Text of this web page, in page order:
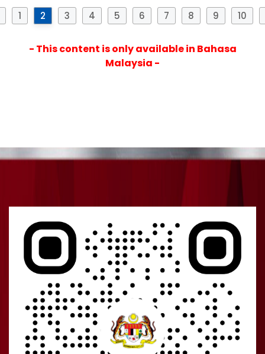
1 2 3 4 5 6 7 8 9 10
- This content is only available in Bahasa
Malaysia -